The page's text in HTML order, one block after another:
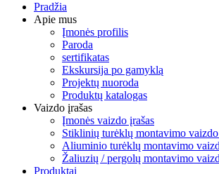
Pradžia
Apie mus
Įmonės profilis
Paroda
sertifikatas
Ekskursija po gamyklą
Projektų nuoroda
Produktų katalogas
Vaizdo įrašas
Įmonės vaizdo įrašas
Stiklinių turėklų montavimo vaizdo
Aliuminio turėklų montavimo
Žaliuzių / pergolų montavimo
Produktai